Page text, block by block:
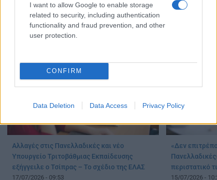
I want to allow Google to enable storage
related to security, including authentication
functionality and fraud prevention, and other
user protection.
CONFIRM
Data Deletion Data Access Privacy Policy
Απολυτήριο
03/08/2026 - 12:00
Αλλαγές στις Πανελλαδικές και νέο
Υπουργείο Τριτοβάθμιας Εκπαίδευσης
εξήγγειλε ο Τσίπρας – Το σχέδιο της ΕΛΑΣ
17/07/2026 - 09:53
«Δεν
περιστατικό
15/07/2026 -